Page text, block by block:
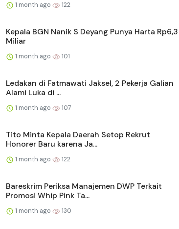
1 month ago 122
Kepala BGN Nanik S Deyang Punya Harta Rp6,3
Miliar
1 month ago 101
Ledakan di Fatmawati Jaksel, 2 Pekerja Galian
Alami Luka di ...
1 month ago 107
Tito Minta Kepala Daerah Setop Rekrut
Honorer Baru karena Ja...
1 month ago 122
Bareskrim Periksa Manajemen DWP Terkait
Promosi Whip Pink Ta...
1 month ago 130